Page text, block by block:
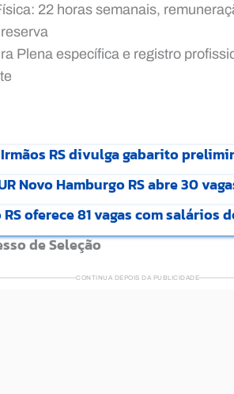
22 horas semanais,
Plena específica e registro
RS divulga gabarito
Novo Hamburgo RS abre 30
oferece 81 vagas com salários
de Seleção
CONTINUA DEPOIS DA PUBLICIDADE